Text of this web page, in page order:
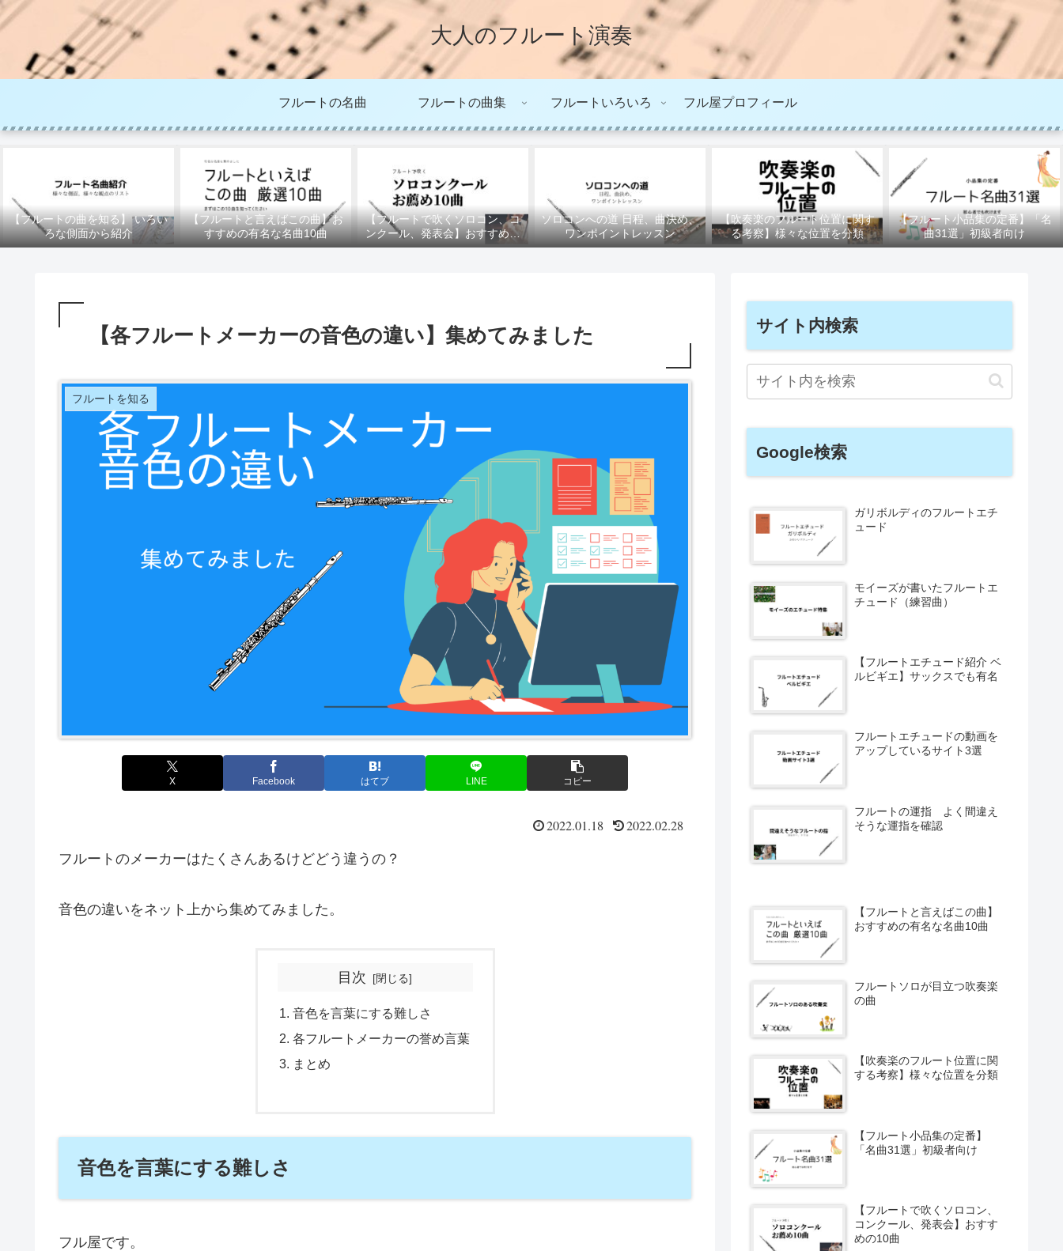
大人のフルート演奏
フルートの名曲 フルートの曲集 フルートいろいろ フル屋プロフィール
【フルートの曲を知る】 いろい
ろな側面から紹介
【フルートと言えばこの曲】お
すすめの有名な名曲10曲
【フルートで吹くソロコン、コ
ンクール、発表会】おすすめの
10曲
ソロコンへの道 日程、曲決め、
ワンポイントレッスン
【吹奏楽のフルート位置に関す
る考察】様々な位置を分類
【フルート小品集の定番】「名
曲31選」初級者向け
【各フルートメーカーの音色の違い】集めてみました
フルートを知る
X Facebook はてブ LINE コピー
2022.01.18 2022.02.28
フルートのメーカーはたくさんあるけどどう違うの？
音色の違いをネット上から集めてみました。
目次
音色を言葉にする難しさ
各フルートメーカーの誉め言葉
まとめ
音色を言葉にする難しさ
フル屋です。
サイト内検索
Google検索
ガリボルディのフルートエチ
ュード
モイーズが書いたフルートエ
チュード（練習曲）
【フルートエチュード紹介 ベ
ルビギエ】サックスでも有名
フルートエチュードの動画を
アップしているサイト3選
フルートの運指 よく間違え
そうな運指を確認
【フルートと言えばこの曲】
おすすめの有名な名曲10曲
フルートソロが目立つ吹奏楽
の曲
【吹奏楽のフルート位置に関
する考察】様々な位置を分類
【フルート小品集の定番】
「名曲31選」初級者向け
【フルートで吹くソロコン、
コンクール、発表会】おすす
めの10曲